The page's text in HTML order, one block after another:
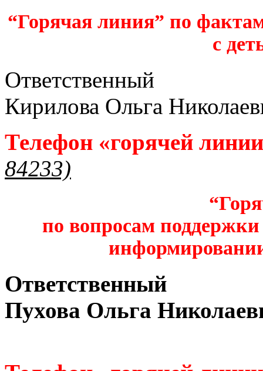
“Горячая линия” по
с
Ответственный
Кирилова Ольга
Телефон «горячей
84233)
по вопросам поддержки
Ответственный
Пухова Ольга